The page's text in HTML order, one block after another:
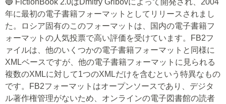
🔵 FictionBook 2.0はDmitry Gribovによって開発され、2004
年に最初の電子書籍フォーマットとしてリリースされまし
た。ロシア固有のこのフォーマットは、国内の電子書籍フ
ォーマットの人気投票で高い評価を受けています。FB2フ
ァイルは、他のいくつかの電子書籍フォーマットと同様に
XMLベースですが、他の電子書籍フォーマットに見られる
複数のXMLに対して1つのXMLだけを含むという特異なもの
です。FB2フォーマットはオープンソースであり、デジタ
ル著作権管理がないため、オンラインの電子図書館の読者